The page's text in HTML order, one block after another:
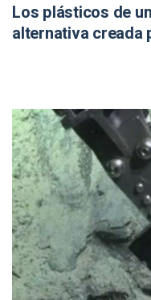
Los plásticos de
alternativa creada